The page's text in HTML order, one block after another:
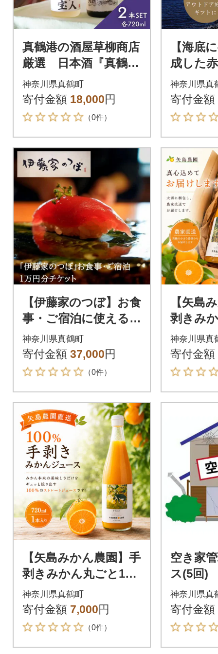
真鶴港の酒屋草柳商店
厳選 日本酒『真鶴岬
の歌』と本格焼酎『真
鶴人の宝』各1本(各72
0ml)
神奈川県真鶴町
寄付金額 18,000円
（0件）
【海底
成した
ルボデ
神奈川県真
寄付金額
【伊藤家のつぼ】お食
事・ご宿泊に使える
チケット《10,000円
分》
神奈川県真鶴町
寄付金額 37,000円
（0件）
【矢島
剥きみ
0%ジュ
みかん
なまま
神奈川県真
寄付金額
【矢島みかん農園】手
剥きみかん丸ごと10
0%ジュース720ml×1
本 みかん農園直送～
自然なままの味
神奈川県真鶴町
寄付金額 7,000円
（0件）
空き家
ス(5回)
神奈川県真
寄付金額